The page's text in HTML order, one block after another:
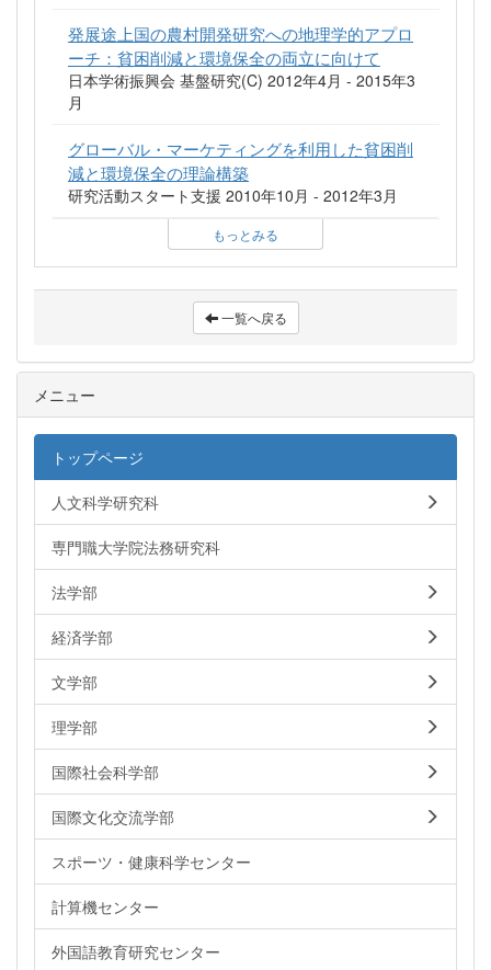
発展途上国の農村開発研究への地理学的アプロ
ーチ：貧困削減と環境保全の両立に向けて
日本学術振興会 基盤研究(C) 2012年4月 - 2015年3
月
グローバル・マーケティングを利用した貧困削
減と環境保全の理論構築
研究活動スタート支援 2010年10月 - 2012年3月
もっとみる
一覧へ戻る
メニュー
トップページ
人文科学研究科
専門職大学院法務研究科
法学部
経済学部
文学部
理学部
国際社会科学部
国際文化交流学部
スポーツ・健康科学センター
計算機センター
外国語教育研究センター